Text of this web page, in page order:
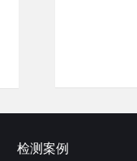
检测案例